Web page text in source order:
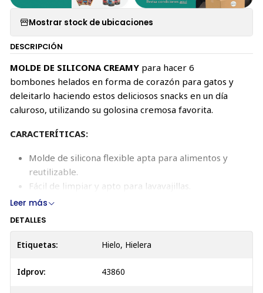
Mostrar stock de ubicaciones
DESCRIPCIÓN
MOLDE DE SILICONA CREAMY para hacer 6
bombones helados en forma de corazón para gatos y
deleitarlo haciendo estos deliciosos snacks en un día
caluroso, utilizando su golosina cremosa favorita.
CARACTERÍTICAS:
Molde de silicona flexible apta para alimentos y
reutilizable.
Fácil de limpiar y apto para lavavajillas.
Leer más
DETALLES
Etiquetas: Hielo, Hielera
Idprov: 43860